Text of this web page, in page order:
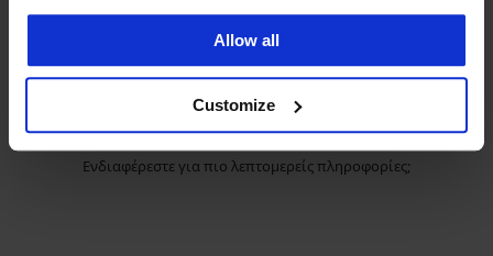
Allow all
Customize
Σλιπάκια
18,99 €
Ενδιαφέρεστε για πιο λεπτομερείς πληροφορίες;